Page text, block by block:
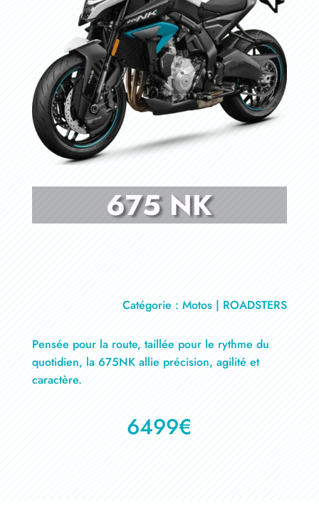
675 NK
Catégorie : Motos | ROADSTERS
Pensée pour la route, taillée pour le rythme du
quotidien, la 675NK allie précision, agilité et
caractère.
6499€